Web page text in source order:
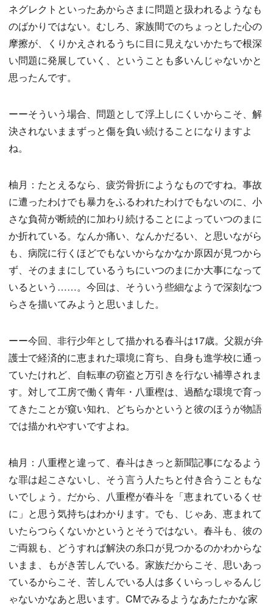
ネグレクトといったあからさまに問題と扱われるようなも
のばかりではない。むしろ、家族間でのちょっとした心の
摩擦が、くりかえされるうちに目に見えないかたちで根深
い問題に発展していく、ということも多いんじゃないかと
思ったんです。
ーーそういう場合、問題として浮上しにくいからこそ、解
決されないままずっと傷を負い続けることになりますよ
ね。
柚月：たとえるなら、疲労骨折にようなものですね。事故
に遭ったわけでも暴力をふるわれたわけでもないのに、小
さな負荷が断続的に加わり続けることによっていつのまに
か折れている。なんか痛い、なんかだるい、と思いながら
も、病院に行くほどでもないからなかなか原因が見つから
ず、そのままにしているうちにいつのまにか大事になって
いるという……。今回は、そういう些細なようで深刻なつ
らさを描いてみようと思いました。
ーー今回、非行少年として描かれる春斗は17歳。父親が弁
護士で経済的に恵まれた環境に育ち、自身も進学校に通っ
ていたけれど、自転車の窃盗と万引きを行ない補導されま
す。対して工房で働く青年・八重樫は、過酷な環境で育っ
てきたことが窺い知れ、どちらかというと彼のほうが物語
では描かれやすいですよね。
柚月：八重樫と違って、春斗はきっと新聞記事になるよう
な罪は起こさないし、そう言う人たちと付き合うこともな
いでしょう。だから、八重樫が春斗を「恵まれているくせ
に」と思う気持ちはわかります。でも、じゃあ、恵まれて
いたらつらくないかというとそうではない。春斗も、彼の
ご両親も、どうすれば解決の糸口が見つかるのかわからな
いまま、もがき苦しんでいる。家族だからこそ、思いあっ
ているからこそ、苦しんでいる人は多くいらっしゃるんじ
ゃないかなあと思います。CMでみるようなあたたかな家